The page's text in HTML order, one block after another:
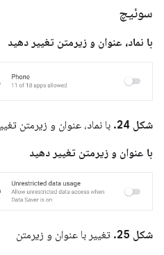
سوئیچ
با نماد، عنوان و زیرمتن تغییر دهید
شکل 24.
با نماد، عنوان و زیرمتن
با عنوان و زیرمتن تغییر دهید
شکل 25.
تغییر با عنوان و زیرمتن